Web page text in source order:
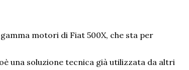
motori di Fiat 500X, che sta per
una soluzione tecnica già utilizzata da altri